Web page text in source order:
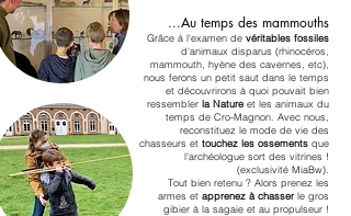
...Au temps des mammouths
Grâce à l'examen de véritables fossiles
d'animaux disparus (rhinocéros,
mammouth, hyène des cavernes, etc),
nous ferons un petit saut dans le temps
et découvrirons à quoi pouvait bien
ressembler la Nature et les animaux du
temps de Cro-Magnon. Avec nous,
reconstituez le mode de vie des
chasseurs et touchez les ossements que
l'archéologue sort des vitrines !
(exclusivité MiaBw).
Tout bien retenu ? Alors prenez les
armes et apprenez à chasserle gros
gibier à la sagaie et au propulseur !